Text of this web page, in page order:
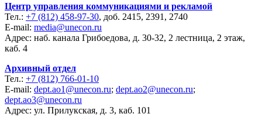
Центр управления коммуникациями и рекламой
Тел.: +7 (812) 458-97-30, доб. 2415, 2391, 2740
E-mail: media@unecon.ru
Адрес: наб. канала Грибоедова, д. 30-32, 2 лестница, 2 этаж,
каб. 4
Архивный отдел
Тел.: +7 (812) 766-01-10
E-mail: dept.ao1@unecon.ru; dept.ao2@unecon.ru;
dept.ao3@unecon.ru
Адрес: ул. Прилукская, д. 3, каб. 101